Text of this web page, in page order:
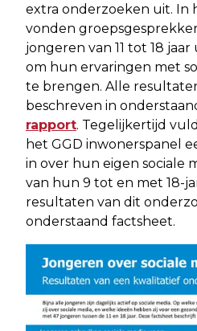
extra onderzoeken uit. In
vonden
jongeren van 11 tot 18
om hun ervaringen met
te brengen. Alle
beschreven in
rapport. Tegelijkertijd
het GGD inwonerspanel
in over hun eigen sociale
van hun 9 tot en met 18-
resultaten van dit
onderstaand factsheet.